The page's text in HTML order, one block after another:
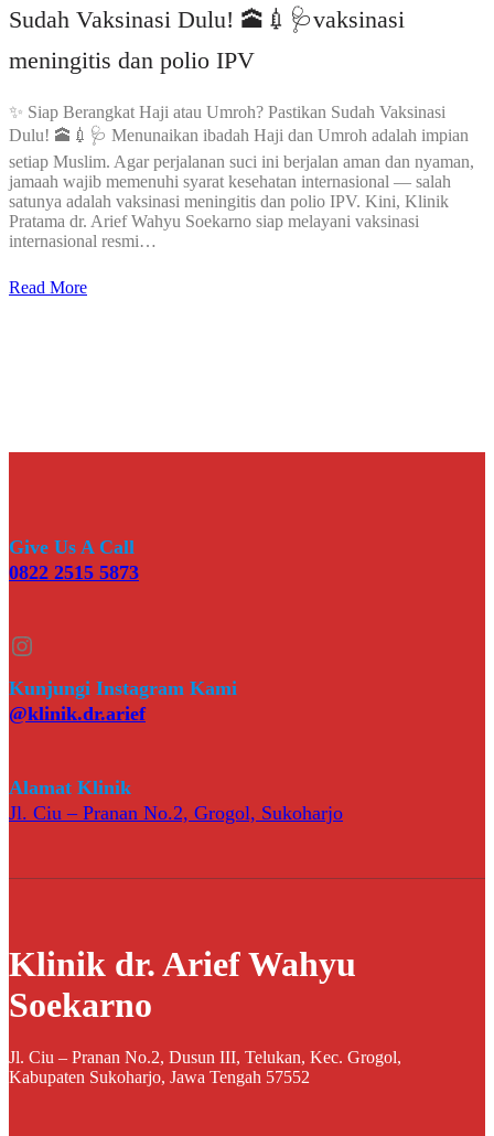
Sudah Vaksinasi Dulu! 🕋💉🩺vaksinasi
meningitis dan polio IPV
✨ Siap Berangkat Haji atau Umroh? Pastikan Sudah Vaksinasi
Dulu! 🕋💉🩺 Menunaikan ibadah Haji dan Umroh adalah impian
setiap Muslim. Agar perjalanan suci ini berjalan aman dan nyaman,
jamaah wajib memenuhi syarat kesehatan internasional — salah
satunya adalah vaksinasi meningitis dan polio IPV. Kini, Klinik
Pratama dr. Arief Wahyu Soekarno siap melayani vaksinasi
internasional resmi…
Read More
Give Us A Call
0822 2515 5873
Instagram
Kunjungi Instagram Kami
@klinik.dr.arief
Alamat Klinik
Jl. Ciu – Pranan No.2, Grogol, Sukoharjo
Klinik dr. Arief Wahyu
Soekarno
Jl. Ciu – Pranan No.2, Dusun III, Telukan, Kec. Grogol,
Kabupaten Sukoharjo, Jawa Tengah 57552